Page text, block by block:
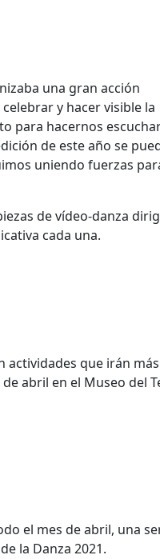
una gran acción
y hacer visible la
para hacernos
de este año se
uniendo fuerzas
de vídeo-danza
cada una.
actividades que irán
abril en el Museo del
el mes de abril, una
la Danza 2021.